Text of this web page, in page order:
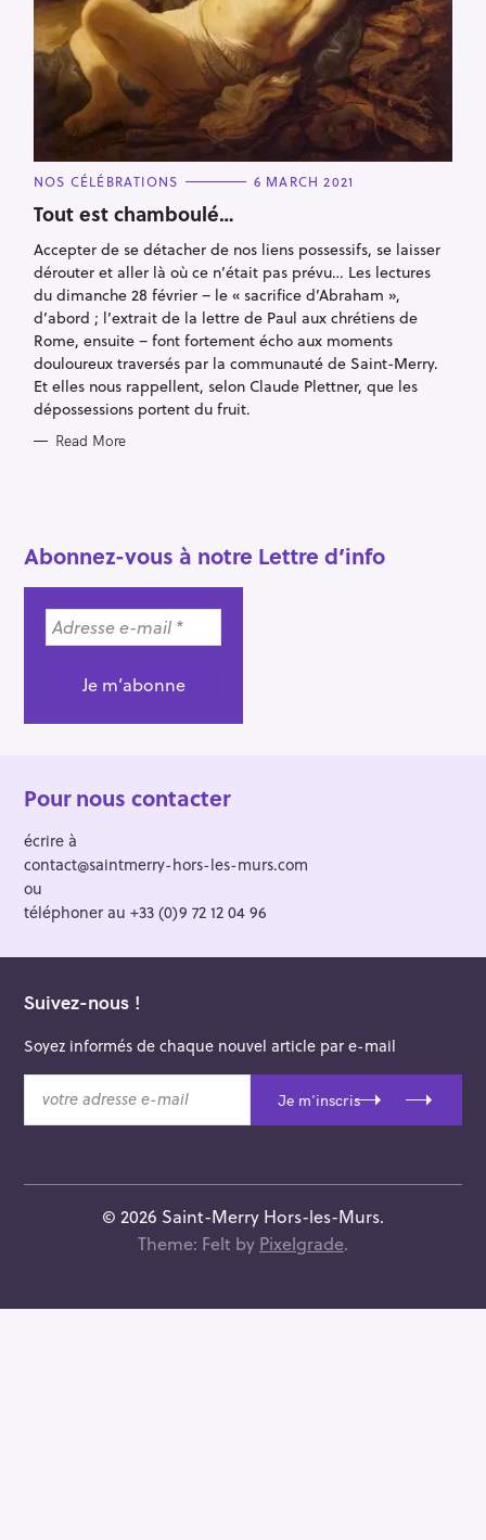
C
T
E
O
R
I
E
S
NOS CÉLÉBRATIONS 6 MARCH 2021
Tout est chamboulé…
Accepter de se détacher de nos liens possessifs, se laisser
dérouter et aller là où ce n’était pas prévu… Les lectures
du dimanche 28 février – le « sacrifice d’Abraham »,
d’abord ; l’extrait de la lettre de Paul aux chrétiens de
Rome, ensuite – font fortement écho aux moments
douloureux traversés par la communauté de Saint-Merry.
Et elles nous rappellent, selon Claude Plettner, que les
dépossessions portent du fruit.
Read More
Abonnez-vous à notre Lettre d’info
Pour nous contacter
écrire à
contact@saintmerry-hors-les-murs.com
ou
téléphoner au +33 (0)9 72 12 04 96
Suivez-nous !
Soyez informés de chaque nouvel article par e-mail
t
e
Je m'inscris
© 2026 Saint-Merry Hors-les-Murs.
Theme: Felt by Pixelgrade.